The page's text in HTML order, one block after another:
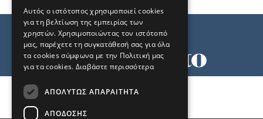
Αυτός ο ιστότοπος χρησιμοποιεί cookies
για τη βελτίωση της εμπειρίας των
χρηστών. Χρησιμοποιώντας τον ιστότοπό
μας, παρέχετε τη συγκατάθεσή σας για όλα
τα cookies σύμφωνα με την Πολιτική μας
για τα cookies. Διαβάστε περισσότερα
ΑΠΟΛΎΤΩΣ ΑΠΑΡΑΊΤΗΤΑ
ΑΠΌΔΟΣΗΣ